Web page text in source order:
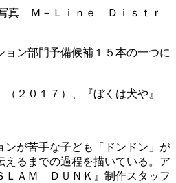
写真 Ｍ－Ｌｉｎｅ Ｄｉｓｔｒ
ン部門予備候補１５本の一つに
２０１７）、『ぼくは犬や』
が苦手な子ども「ドンドン」が
るまでの過程を描いている。ア
ＬＡＭ ＤＵＮＫ』制作スタッフ